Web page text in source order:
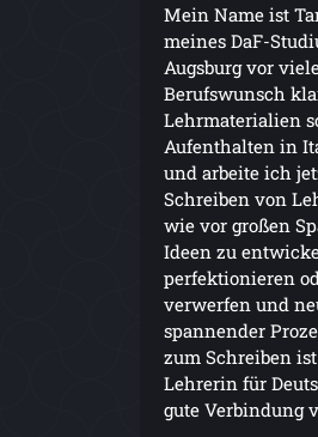
Mein Name ist
meines DaF-
Augsburg vor
Berufswunsch
Lehrmaterialien
Aufenthalten in
und arbeite ich
Schreiben von
wie vor großen
Ideen zu
perfektionieren
verwerfen und
spannender
zum Schreiben
Lehrerin für
gute Verbindung